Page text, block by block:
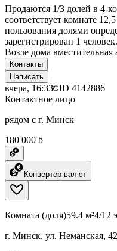
Продаются 1/3 долей в 4-
соответствует комнате
пользования долями
зарегистрирован 1
Возле дома вместительная
Контакты
Написать
вчера, 16:33 ID 4142886
Контактное лицо
рядом с г. Минск
180 000 ƃ
Конвертер валют
Комната (доля)59.4 м²4/12
г. Минск, ул. Неманская, 42